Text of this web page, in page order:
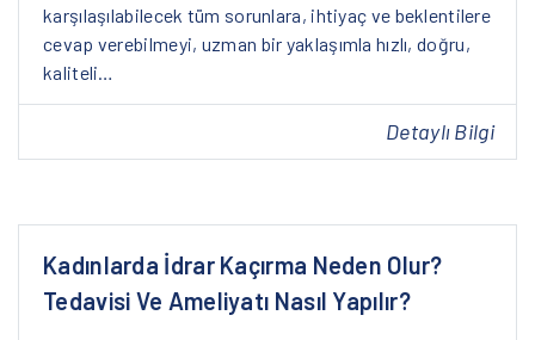
karşılaşılabilecek tüm sorunlara, ihtiyaç ve beklentilere
cevap verebilmeyi, uzman bir yaklaşımla hızlı, doğru,
kaliteli…
Detaylı Bilgi
Kadınlarda İdrar Kaçırma Neden Olur?
Tedavisi Ve Ameliyatı Nasıl Yapılır?